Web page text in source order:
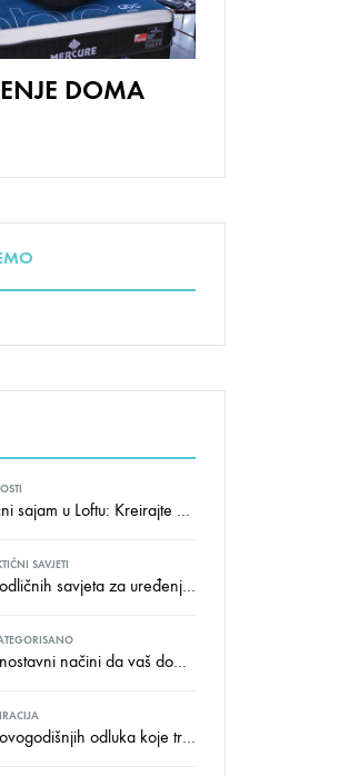
DOMA
Kućni sajam u Loftu: Kreirajte dom sa stilom i udobnošću uz velike uštede!
SAVJETI
10 odličnih savjeta za uređenje dječije sobe
Jednostavni načini da vaš dom izgleda kao salon namještaja
5 novogodišnjih odluka koje trebate donijeti u vezi izgleda doma